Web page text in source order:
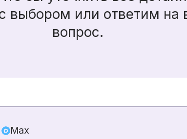
выбором или ответим на
вопрос.
Max